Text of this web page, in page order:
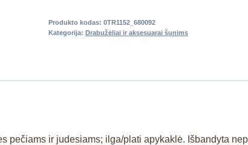
Produkto kodas: 0TR1152_680092
Kategorija: Drabužėliai ir aksesuarai šunims
ir judesiams; ilga/plati apykaklė. Išbandyta